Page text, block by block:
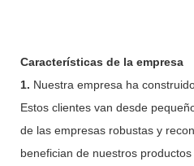
Características de la empresa
1. Nuestra empresa ha
Estos clientes van desde
de las empresas robustas y
benefician de nuestros productos